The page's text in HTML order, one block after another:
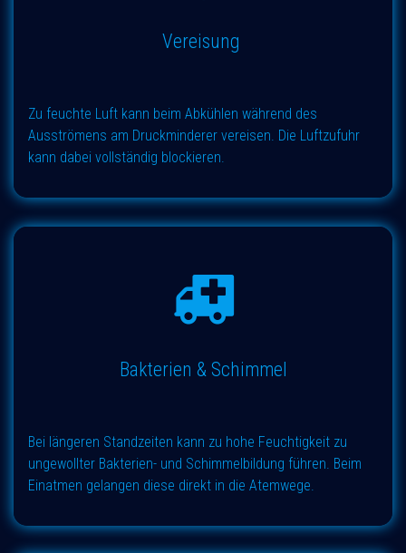
Vereisung
Zu feuchte Luft kann beim Abkühlen während des
Ausströmens am Druckminderer vereisen. Die Luftzufuhr
kann dabei vollständig blockieren.
Bakterien & Schimmel
Bei längeren Standzeiten kann zu hohe Feuchtigkeit zu
ungewollter Bakterien- und Schimmelbildung führen. Beim
Einatmen gelangen diese direkt in die Atemwege.